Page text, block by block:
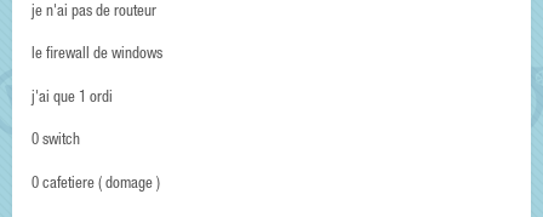
je n'ai pas de routeur
le firewall de windows
j'ai que 1 ordi
0 switch
0 cafetiere ( domage )